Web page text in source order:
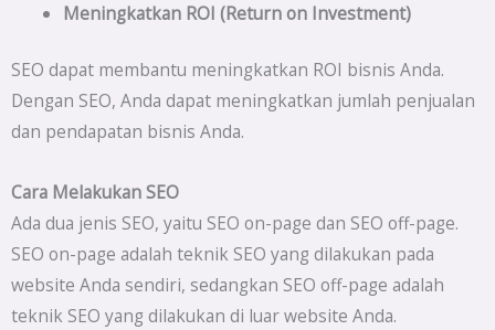
Meningkatkan ROI (Return on Investment)
SEO dapat membantu meningkatkan ROI bisnis Anda.
Dengan SEO, Anda dapat meningkatkan jumlah penjualan
dan pendapatan bisnis Anda.
Cara Melakukan SEO
Ada dua jenis SEO, yaitu SEO on-page dan SEO off-page.
SEO on-page adalah teknik SEO yang dilakukan pada
website Anda sendiri, sedangkan SEO off-page adalah
teknik SEO yang dilakukan di luar website Anda.